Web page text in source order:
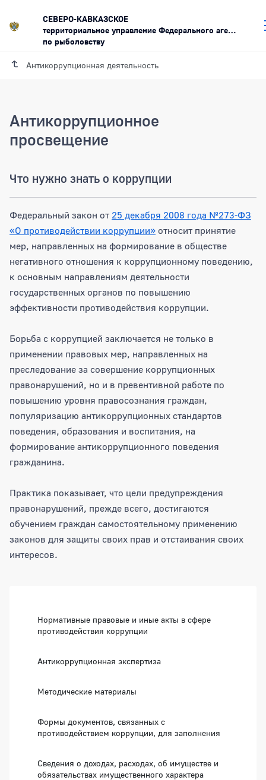
СЕВЕРО-КАВКАЗСКОЕ
территориальное управление Федерального агентства
по рыболовству
Антикоррупционная деятельность
Антикоррупционное
просвещение
Что нужно знать о коррупции
Федеральный закон от 25 декабря 2008 года №273-ФЗ
«О противодействии коррупции» относит принятие
мер, направленных на формирование в обществе
негативного отношения к коррупционному поведению,
к основным направлениям деятельности
государственных органов по повышению
эффективности противодействия коррупции.
Борьба с коррупцией заключается не только в
применении правовых мер, направленных на
преследование за совершение коррупционных
правонарушений, но и в превентивной работе по
повышению уровня правосознания граждан,
популяризацию антикоррупционных стандартов
поведения, образования и воспитания, на
формирование антикоррупционного поведения
гражданина.
Практика показывает, что цели предупреждения
правонарушений, прежде всего, достигаются
обучением граждан самостоятельному применению
законов для защиты своих прав и отстаивания своих
интересов.
Нормативные правовые и иные акты в сфере
противодействия коррупции
Антикоррупционная экспертиза
Методические материалы
Формы документов, связанных с
противодействием коррупции, для заполнения
Сведения о доходах, расходах, об имуществе и
обязательствах имущественного характера